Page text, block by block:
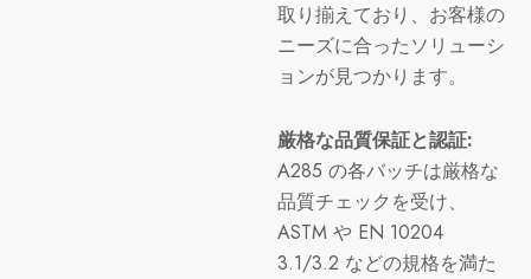
取り揃えており、お客様の
ニーズに合ったソリューシ
ョンが見つかります。
厳格な品質保証と認証:
A285 の各バッチは厳格な
品質チェックを受け、
ASTM や EN 10204
3.1/3.2 などの規格を満た